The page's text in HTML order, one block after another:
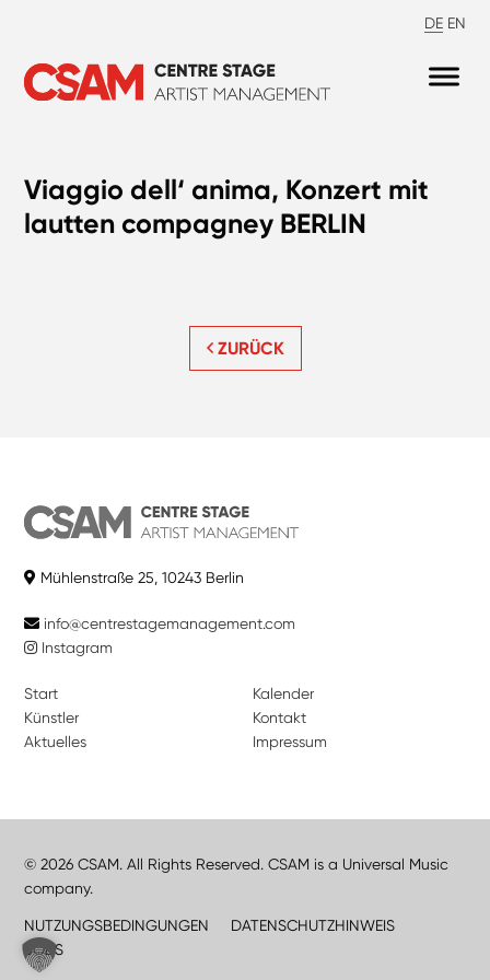
DE EN
Viaggio dell‘ anima, Konzert mit
lautten compagney BERLIN
ZURÜCK
Mühlenstraße 25, 10243 Berlin
info@centrestagemanagement.com
Instagram
Start
Künstler
Aktuelles
Kalender
Kontakt
Impressum
© 2026 CSAM. All Rights Reserved. CSAM is a Universal Music
company.
NUTZUNGSBEDINGUNGEN
DATENSCHUTZHINWEIS
JOBS